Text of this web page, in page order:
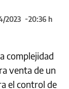
2023
20:36 h
complejidad
venta de un
el control de